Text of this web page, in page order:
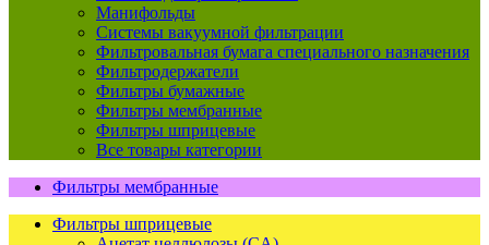
Манифольды
Системы вакуумной фильтрации
Фильтровальная бумага специального назначения
Фильтродержатели
Фильтры бумажные
Фильтры мембранные
Фильтры шприцевые
Все товары категории
Фильтры мембранные
Фильтры шприцевые